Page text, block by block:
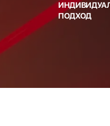
ПОДХОД